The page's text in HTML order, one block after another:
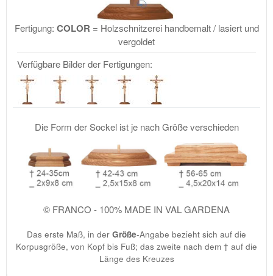
Fertigung: COLOR = Holzschnitzerei handbemalt / lasiert und
vergoldet
Verfügbare Bilder der Fertigungen:
Die Form der Sockel ist je nach Größe verschieden
© FRANCO - 100% MADE IN VAL GARDENA
Das erste Maß, in der Größe-Angabe bezieht sich auf die
Korpusgröße, von Kopf bis Fuß; das zweite nach dem † auf die
Länge des Kreuzes